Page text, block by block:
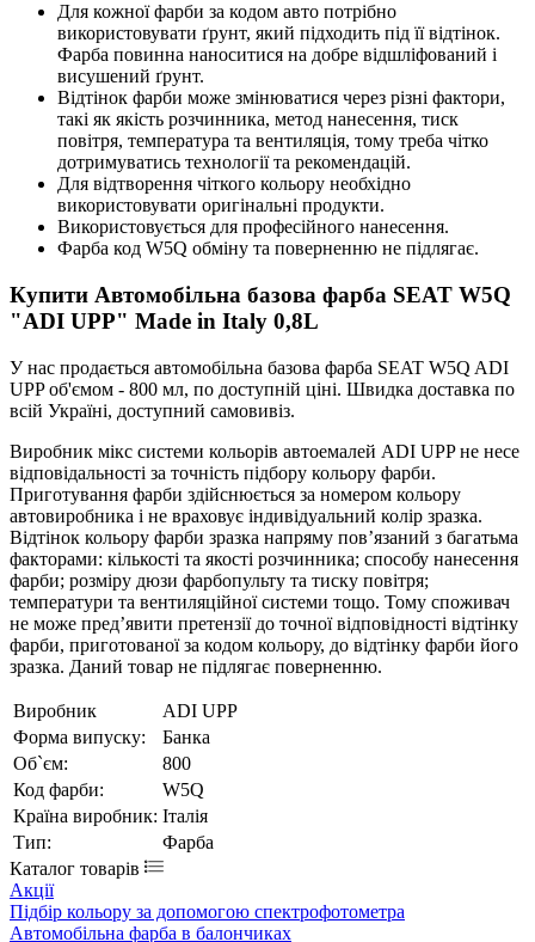
Для кожної фарби за кодом авто потрібно
використовувати ґрунт, який підходить під її відтінок.
Фарба повинна наноситися на добре відшліфований і
висушений ґрунт.
Відтінок фарби може змінюватися через різні фактори,
такі як якість розчинника, метод нанесення, тиск
повітря, температура та вентиляція, тому треба чітко
дотримуватись технології та рекомендацій.
Для відтворення чіткого кольору необхідно
використовувати оригінальні продукти.
Використовується для професійного нанесення.
Фарба код W5Q обміну та поверненню не підлягає.
Купити Автомобільна базова фарба SEAT W5Q
"ADI UPP" Made in Italy 0,8L
У нас продається автомобільна базова фарба SEAT W5Q ADI
UPP об'ємом - 800 мл, по доступній ціні. Швидка доставка по
всій Україні, доступний самовивіз.
Виробник мікс системи кольорів автоемалей ADI UPP не несе
відповідальності за точність підбору кольору фарби.
Приготування фарби здійснюється за номером кольору
автовиробника і не враховує індивідуальний колір зразка.
Відтінок кольору фарби зразка напряму пов’язаний з багатьма
факторами: кількості та якості розчинника; способу нанесення
фарби; розміру дюзи фарбопульту та тиску повітря;
температури та вентиляційної системи тощо. Тому споживач
не може пред’явити претензії до точної відповідності відтінку
фарби, приготованої за кодом кольору, до відтінку фарби його
зразка. Даний товар не підлягає поверненню.
Виробник
ADI UPP
Форма випуску:
Банка
Об`єм:
800
Код фарби:
W5Q
Країна виробник: Італія
Тип:
Фарба
Каталог товарів
Акції
Підбір кольору за допомогою спектрофотометра
Автомобільна фарба в балончиках